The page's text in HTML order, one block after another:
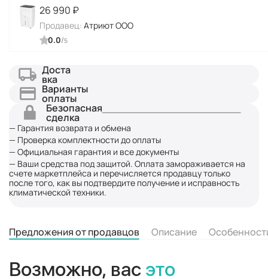
26 990 ₽
Продавец: Атриют ООО
0.0/5
Доста
вка
Варианты
оплаты
Безопасная
сделка
— Гарантия возврата и обмена
— Проверка комплектности до оплаты
— Официальная гарантия и все документы
— Ваши средства под защитой. Оплата замораживается на
счете маркетплейса и перечисляется продавцу только
после того, как вы подтвердите получение и исправность
климатической техники.
Предложения от продавцов Описание
Возможно, вас это